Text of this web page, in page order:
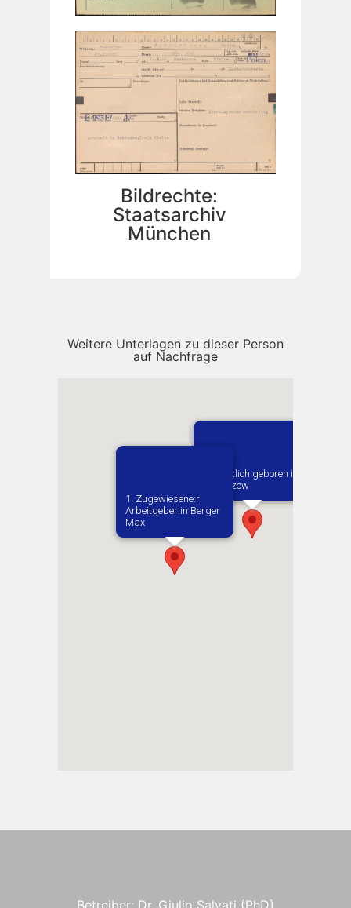
Bildrechte:
Staatsarchiv
München
Weitere Unterlagen zu dieser Person
auf Nachfrage
Vermutlich geboren in
Piekoszow
1. Zugewiesene:r
Arbeitgeber:in​ Berger
Max
Betreiber: Dr. Giulio Salvati (PhD)